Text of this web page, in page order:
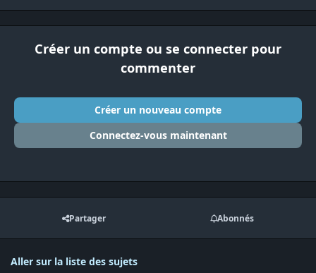
Créer un compte ou se connecter pour
commenter
Créer un nouveau compte
Connectez-vous maintenant
Partager Abonnés
Aller sur la liste des sujets